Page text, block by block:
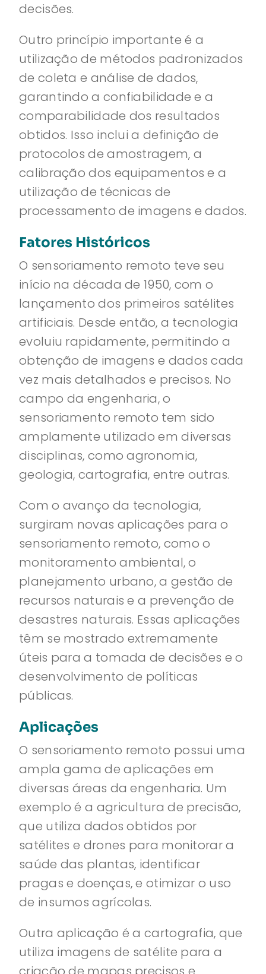
decisões.
Outro princípio importante é a
utilização de métodos padronizados
de coleta e análise de dados,
garantindo a confiabilidade e a
comparabilidade dos resultados
obtidos. Isso inclui a definição de
protocolos de amostragem, a
calibração dos equipamentos e a
utilização de técnicas de
processamento de imagens e dados.
Fatores Históricos
O sensoriamento remoto teve seu
início na década de 1950, com o
lançamento dos primeiros satélites
artificiais. Desde então, a tecnologia
evoluiu rapidamente, permitindo a
obtenção de imagens e dados cada
vez mais detalhados e precisos. No
campo da engenharia, o
sensoriamento remoto tem sido
amplamente utilizado em diversas
disciplinas, como agronomia,
geologia, cartografia, entre outras.
Com o avanço da tecnologia,
surgiram novas aplicações para o
sensoriamento remoto, como o
monitoramento ambiental, o
planejamento urbano, a gestão de
recursos naturais e a prevenção de
desastres naturais. Essas aplicações
têm se mostrado extremamente
úteis para a tomada de decisões e o
desenvolvimento de políticas
públicas.
Aplicações
O sensoriamento remoto possui uma
ampla gama de aplicações em
diversas áreas da engenharia. Um
exemplo é a agricultura de precisão,
que utiliza dados obtidos por
satélites e drones para monitorar a
saúde das plantas, identificar
pragas e doenças, e otimizar o uso
de insumos agrícolas.
Outra aplicação é a cartografia, que
utiliza imagens de satélite para a